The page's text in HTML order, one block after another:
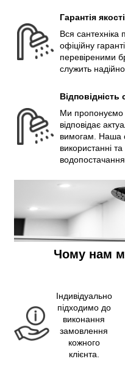
Гарантія якості
Вся сантехніка
офіційну
перевіреними
служить надійно
Ми пропонуємо
відповідає
вимогам. Наша
використанні
водопостачання.
Чому нам
Індивідуально
підходимо до
виконання
замовлення
кожного
клієнта.